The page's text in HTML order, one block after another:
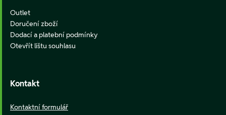
Outlet
Doručení zboží
Dodací a platební podmínky
Otevřít lištu souhlasu
Kontakt
Kontaktní formulář